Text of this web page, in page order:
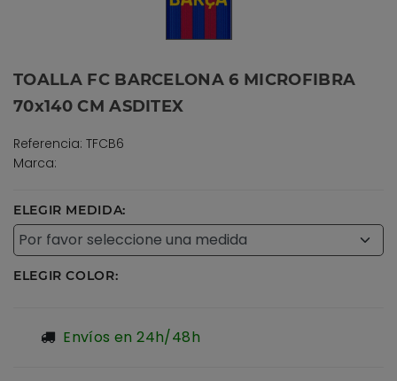
TOALLA FC BARCELONA 6 MICROFIBRA
70x140 CM ASDITEX
Referencia: TFCB6
Marca:
ELEGIR MEDIDA:
ELEGIR COLOR:
Envíos en 24h/48h